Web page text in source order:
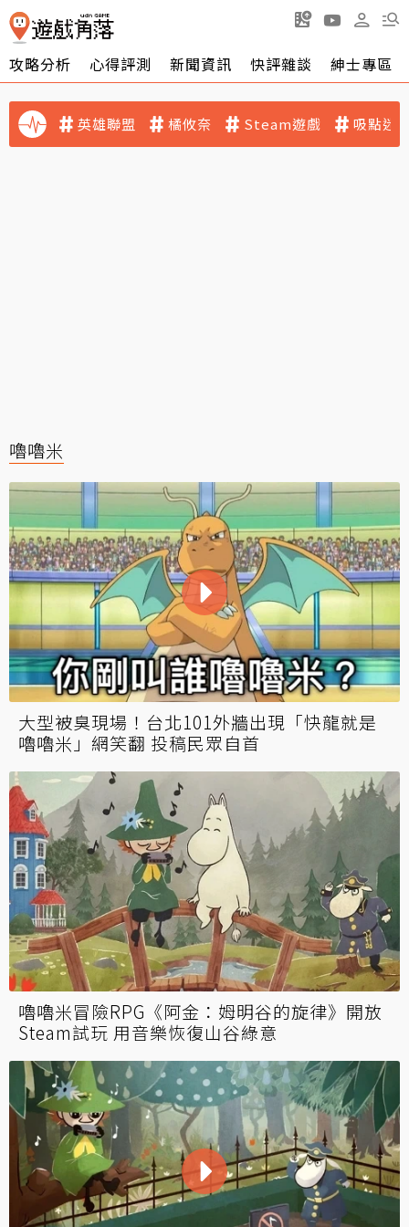
攻略分析 心得評測 新聞資訊 快評雜談 紳士專區
英雄聯盟 橘攸奈 Steam遊戲 吸點迷
嚕嚕米
大型被臭現場！台北101外牆出現「快龍就是
嚕嚕米」網笑翻 投稿民眾自首
嚕嚕米冒險RPG《阿金：姆明谷的旋律》開放
Steam試玩 用音樂恢復山谷綠意